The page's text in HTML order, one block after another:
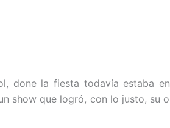
done la fiesta todavía estaba
show que logró, con lo justo, su